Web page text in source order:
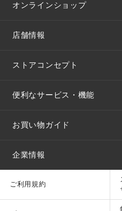
オンラインショップ
店舗情報
ストアコンセプト
便利なサービス・機能
お買い物ガイド
企業情報
ご利用規約